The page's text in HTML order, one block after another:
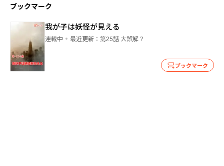
ブックマーク
我が子は妖怪が見える
連載中 最近更新： 第25話 大誤解？
ブックマーク